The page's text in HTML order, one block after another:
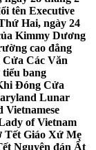
tên Executive
Hai, ngày 24
Kimmy Dương
cao đẳng
Các Văn
bang
Đóng Cửa
Lunar
Vietnamese
of Vietnam
Tết Giáo Xứ Mẹ
Nguyên đán Ất